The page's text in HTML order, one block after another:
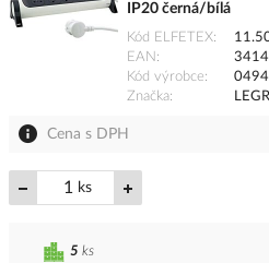
IP20 černá/bílá
Kód ELFETEX
EAN
Kód výrobce
Značka
Cena s DPH
ks
5 ks